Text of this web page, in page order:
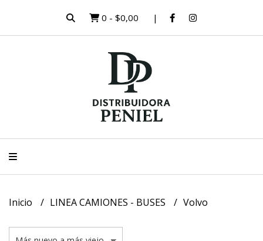
0 - $0,00
Inicio LINEA CAMIONES - BUSES Volvo